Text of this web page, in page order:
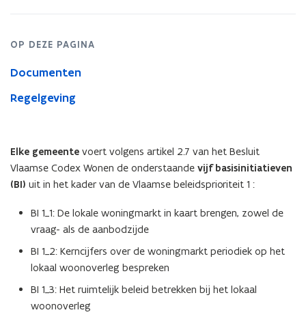
moet
voor
Vlaamse
beleidsprioriteit
OP DEZE PAGINA
Documenten
Regelgeving
Elke gemeente voert volgens artikel 2.7 van het Besluit
Vlaamse Codex Wonen de onderstaande vijf basisinitiatieven
(BI) uit in het kader van de Vlaamse beleidsprioriteit 1 :
BI 1_1: De lokale woningmarkt in kaart brengen, zowel de
vraag- als de aanbodzijde
BI 1_2: Kerncijfers over de woningmarkt periodiek op het
lokaal woonoverleg bespreken
BI 1_3: Het ruimtelijk beleid betrekken bij het lokaal
woonoverleg